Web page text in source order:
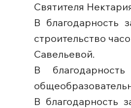
Святителя
В благодарность
строительство
Савельевой.
В
В благодарность